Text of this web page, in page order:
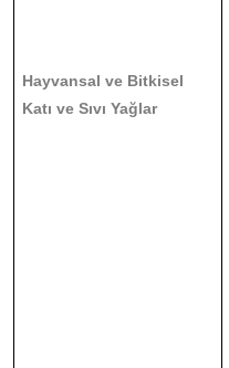
Hayvansal ve Bitkisel
Katı ve Sıvı Yağlar